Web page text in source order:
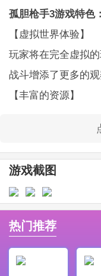
孤胆枪手3游戏特色：
【虚拟世界体验】
玩家将在完全虚拟
战斗增添了更多的观
【丰富的资源】
【多样化角色】
玩家可以自由选择
能和风格，带来不同
【多视角射击】
玩家可以选择不同
程中的灵活性和
策略
游戏截图
热门推荐